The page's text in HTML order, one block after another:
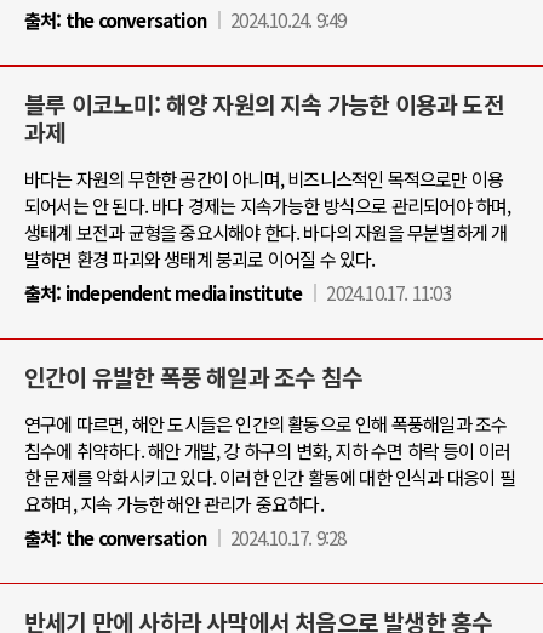
출처: the conversation 2024.10.24. 9:49
블루 이코노미: 해양 자원의 지속 가능한 이용과 도전
과제
바다는 자원의 무한한 공간이 아니며, 비즈니스적인 목적으로만 이용
되어서는 안 된다. 바다 경제는 지속가능한 방식으로 관리되어야 하며,
생태계 보전과 균형을 중요시해야 한다. 바다의 자원을 무분별하게 개
발하면 환경 파괴와 생태계 붕괴로 이어질 수 있다.
출처: independent media institute 2024.10.17. 11:03
인간이 유발한 폭풍 해일과 조수 침수
연구에 따르면, 해안 도시들은 인간의 활동으로 인해 폭풍해일과 조수
침수에 취약하다. 해안 개발, 강 하구의 변화, 지하 수면 하락 등이 이러
한 문제를 악화시키고 있다. 이러한 인간 활동에 대한 인식과 대응이 필
요하며, 지속 가능한 해안 관리가 중요하다.
출처: the conversation 2024.10.17. 9:28
반세기 만에 사하라 사막에서 처음으로 발생한 홍수